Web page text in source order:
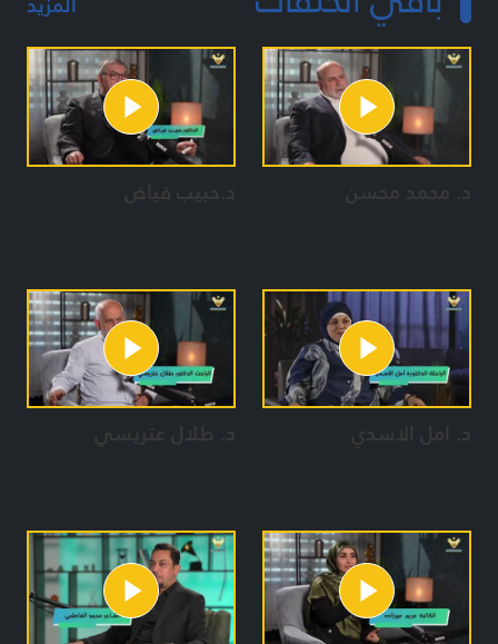
د. محمد محسن د.حبيب فياض
د. امل الاسدي د. طلال عتريسي